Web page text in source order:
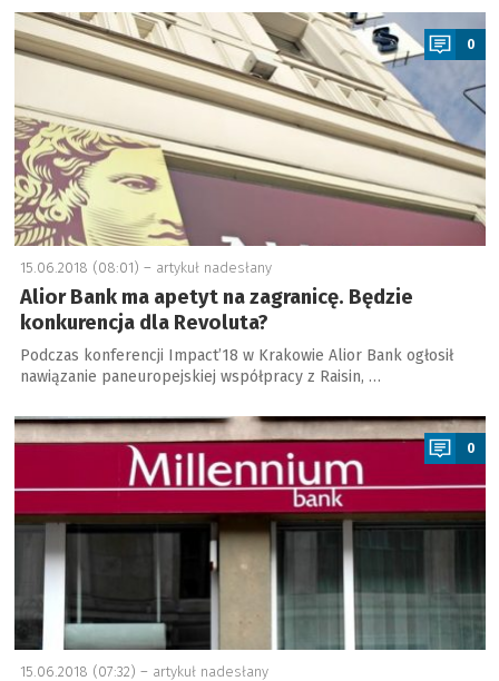
a
0
15.06.2018 (08:01) – artykuł nadesłany
Alior Bank ma apetyt na zagranicę. Będzie
konkurencja dla Revoluta?
Podczas konferencji Impact’18 w Krakowie Alior Bank ogłosił
nawiązanie paneuropejskiej współpracy z Raisin, …
a
0
15.06.2018 (07:32) – artykuł nadesłany